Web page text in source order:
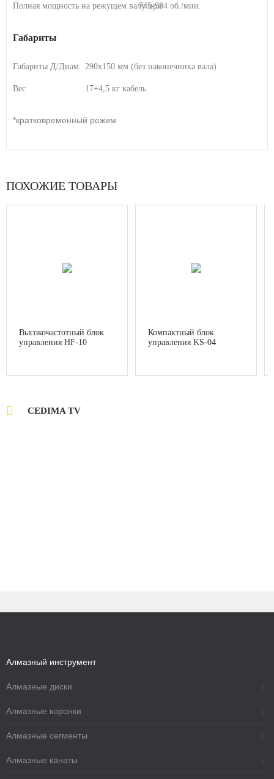
Полная мощность на режущем валу при745-984 об./мин.
Габариты
Габариты Д/Диам. 290х150 мм (без наконечника вала)
Вес 17+4,5 кг кабель
*кратковременный режим
ПОХОЖИЕ ТОВАРЫ
Высокочастотный блок
управления HF-10
Компактный блок
управления KS-04
 CEDIMA TV
Алмазный инструмент
Алмазные диски
Алмазные коронки
Алмазные сегменты
Алмазные канаты